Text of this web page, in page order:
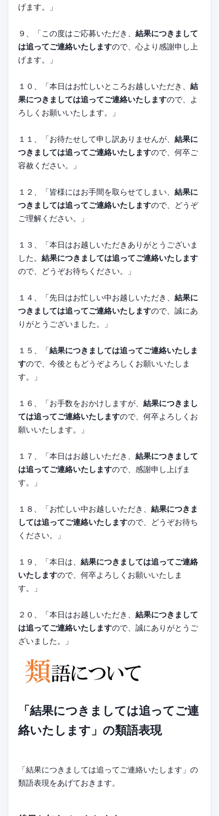
げます。」
９、「この度はご応募いただき、 結果につきまして
は追ってご連絡いたしますので、心より感謝申し上
げます。」
１０、「本日はお忙しいところお越しいただき、 結
果につきましては追ってご連絡いたしますので、よ
ろしくお願いいたします。」
１１、「お待たせして申し訳ありませんが、 結果に
つきましては追ってご連絡いたしますので、何卒ご
容赦ください。」
１２、「皆様にはお手間を取らせてしまい、 結果に
つきましては追ってご連絡いたしますので、どうぞ
ご理解ください。」
１３、「本日はお越しいただきありがとうございま
した。 結果につきましては追ってご連絡いたします
ので、どうぞお待ちください。」
１４、「先日はお忙しい中お越しいただき、 結果に
つきましては追ってご連絡いたしますので、誠にあ
りがとうございました。」
１５、「結果につきましては追ってご連絡いたしま
すので、今後ともどうぞよろしくお願いいたしま
す。」
１６、「お手数をおかけしますが、 結果につきまし
ては追ってご連絡いたしますので、何卒よろしくお
願いいたします。」
１７、「本日はお越しいただき、 結果につきまして
は追ってご連絡いたしますので、感謝申し上げま
す。」
１８、「お忙しい中お越しいただき、 結果につきま
しては追ってご連絡いたしますので、どうぞお待ち
ください。」
１９、「本日は、 結果につきましては追ってご連絡
いたしますので、何卒よろしくお願いいたしま
す。」
２０、「本日はお越しいただき、 結果につきまして
は追ってご連絡いたしますので、誠にありがとうご
ざいました。」
「結果につきましては追ってご連
絡いたします」の類語表現
「結果につきましては追ってご連絡いたします」の
類語表現をあげておきます。